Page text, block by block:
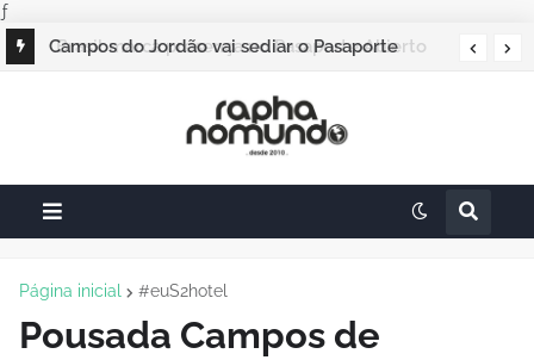
ƒ
Campos do Jordão vai sediar o Pasaporte
Página inicial #euS2hotel
Pousada Campos de